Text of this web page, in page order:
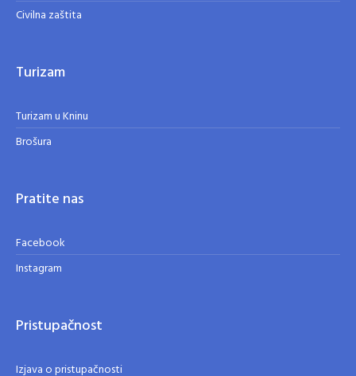
Civilna zaštita
Turizam
Turizam u Kninu
Brošura
Pratite nas
Facebook
Instagram
Pristupačnost
Izjava o pristupačnosti